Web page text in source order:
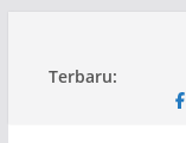
Terbaru: